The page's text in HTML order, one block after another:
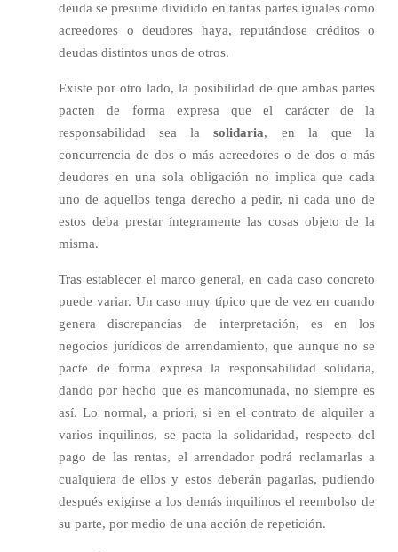
deuda se presume dividido en tantas partes iguales como
acreedores o deudores haya, reputándose créditos o
deudas distintos unos de otros.
Existe por otro lado, la posibilidad de que ambas partes
pacten de forma expresa que el carácter de la
responsabilidad sea lasolidaria, en la que la
concurrencia de dos o más acreedores o de dos o más
deudores en una sola obligación no implica que cada
uno de aquellos tenga derecho a pedir, ni cada uno de
estos deba prestar íntegramente las cosas objeto de la
misma.
Tras establecer el marco general, en cada caso concreto
puede variar. Un caso muy típico que de vez en cuando
genera discrepancias de interpretación, es en los
negocios jurídicos de arrendamiento, que aunque no se
pacte de forma expresa la responsabilidad solidaria,
dando por hecho que es mancomunada, no siempre es
así. Lo normal, a priori, si en el contrato de alquiler a
varios inquilinos, se pacta la solidaridad, respecto del
pago de las rentas, el arrendador podrá reclamarlas a
cualquiera de ellos y estos deberán pagarlas, pudiendo
después exigirse a los demás inquilinos el reembolso de
su parte, por medio de una acción de repetición.